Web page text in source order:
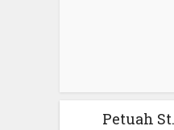
Petuah